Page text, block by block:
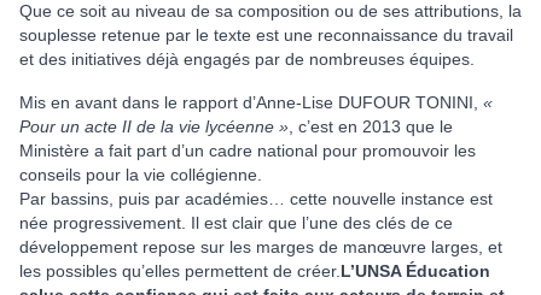
Que ce soit au niveau de sa composition ou de ses attributions, la
souplesse retenue par le texte est une reconnaissance du travail
et des initiatives déjà engagés par de nombreuses équipes.
Mis en avant dans le rapport d’Anne-Lise DUFOUR TONINI, «
Pour un acte II de la vie lycéenne » , c’est en 2013 que le
Ministère a fait part d’un cadre national pour promouvoir les
conseils pour la vie collégienne.
Par bassins, puis par académies… cette nouvelle instance est
née progressivement. Il est clair que l’une des clés de ce
développement repose sur les marges de manœuvre larges, et
les possibles qu’elles permettent de créer. L’UNSA Éducation